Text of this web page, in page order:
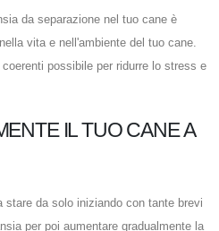
da separazione nel tuo cane è
vita e nell'ambiente del tuo cane.
possibile per ridurre lo stress e
IL TUO CANE A
stare da solo iniziando con tante brevi
per poi aumentare gradualmente la